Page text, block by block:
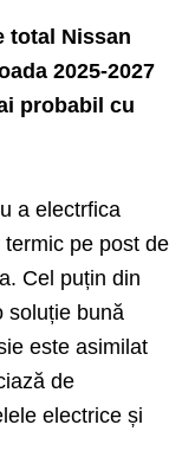
total Nissan
2025-2027
probabil cu
a electrfica
pe post de
Cel puțin din
soluție bună
este asimilat
de
electrice și